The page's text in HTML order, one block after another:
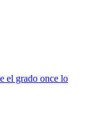
el grado once lo